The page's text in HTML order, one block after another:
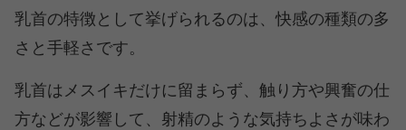
乳首の特徴として挙げられるのは、快感の種類の多
さと手軽さです。
乳首はメスイキだけに留まらず、触り方や興奮の仕
方などが影響して、射精のような気持ちよさが味わ